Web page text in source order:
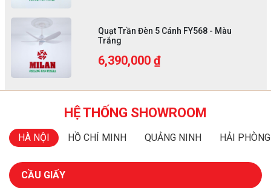
Quạt Trần Đèn 5 Cánh FY568 - Màu
Trắng
6,390,000 ₫
HỆ THỐNG SHOWROOM
HÀ NỘI HỒ CHÍ MINH QUẢNG NINH HẢI PHÒNG
CẦU GIẤY